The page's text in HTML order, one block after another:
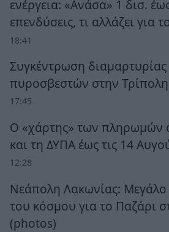
ενέργεια: «Ανάσα» 1 δισ.
επενδύσεις, τι αλλάζει για
18:41
Συγκέντρωση
πυροσβεστών στην Τρίπολη
17:45
Ο «χάρτης» των πληρωμών
και τη ΔΥΠΑ έως τις 14
12:28
Νεάπολη Λακωνίας: Μεγάλο
του κόσμου για το Παζάρι
(photos)